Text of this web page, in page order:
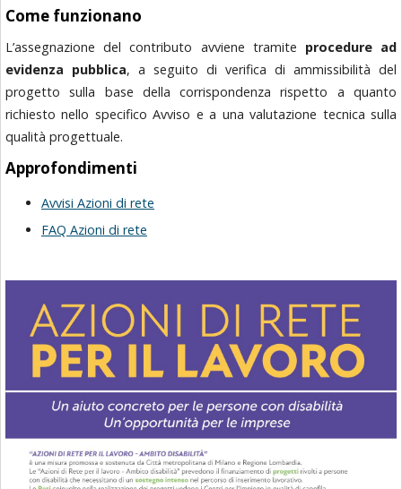
Come funzionano
L’assegnazione del contributo avviene tramite procedure ad
evidenza pubblica, a seguito di verifica di ammissibilità del
progetto sulla base della corrispondenza rispetto a quanto
richiesto nello specifico Avviso e a una valutazione tecnica sulla
qualità progettuale.
Approfondimenti
Avvisi Azioni di rete
FAQ Azioni di rete